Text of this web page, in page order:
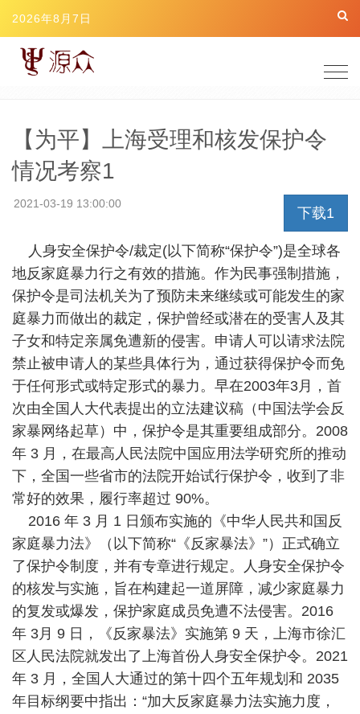
2026年8月7日
【为平】上海受理和核发保护令
情况考察1
2021-03-19 13:00:00
下载1
人身安全保护令/裁定(以下简称“保护令”)是全球各
地反家庭暴力行之有效的措施。作为民事强制措施，
保护令是司法机关为了预防未来继续或可能发生的家
庭暴力而做出的裁定，保护曾经或潜在的受害人及其
子女和特定亲属免遭新的侵害。申请人可以请求法院
禁止被申请人的某些具体行为，通过获得保护令而免
于任何形式或特定形式的暴力。早在2003年3月，首
次由全国人大代表提出的立法建议稿（中国法学会反
家暴网络起草）中，保护令是其重要组成部分。2008
年 3 月，在最高人民法院中国应用法学研究所的推动
下，全国一些省市的法院开始试行保护令，收到了非
常好的效果，履行率超过 90%。
2016 年 3 月 1 日颁布实施的《中华人民共和国反
家庭暴力法》（以下简称“《反家暴法》”）正式确立
了保护令制度，并有专章进行规定。人身安全保护令
的核发与实施，旨在构建起一道屏障，减少家庭暴力
的复发或爆发，保护家庭成员免遭不法侵害。2016
年 3月 9 日，《反家暴法》实施第 9 天，上海市徐汇
区人民法院就发出了上海首份人身安全保护令。2021
年 3 月，全国人大通过的第十四个五年规划和 2035
年目标纲要中指出：“加大反家庭暴力法实施力度，